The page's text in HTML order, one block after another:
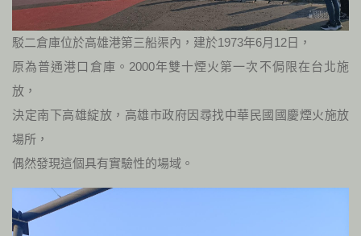
駁二倉庫位於高雄港第三船渠內，建於1973年6月12日，
原為普通港口倉庫。2000年雙十煙火第一次不侷限在台北施
放，
決定南下高雄綻放，高雄市政府因尋找中華民國國慶煙火施放
場所，
偶然發現這個具有實驗性的場域。